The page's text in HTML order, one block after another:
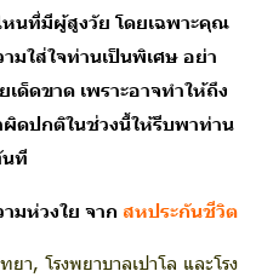
นที่มีผู้สูงวัย โดยเฉพาะคุณ
มใส่ใจท่านเป็นพิเศษ อย่า
ด็ดขาด เพราะอาจทำให้ถึง
ดปกติในช่วงนี้ให้รีบพาท่าน
ที
มห่วงใย จาก สหประกันชีวิต
, โรงพยาบาลเปาโล และโรง